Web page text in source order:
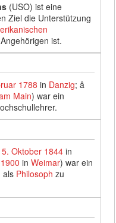
(USO) ist eine
Ziel die Unterstützung
ist.
1788 in Danzig; â
Main) war ein
Oktober 1844 in
1900 inWeimar) war ein
als Philosoph zu